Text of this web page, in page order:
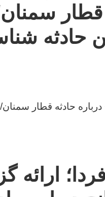
قطار
حادثه
حادثه قطار سمنان/